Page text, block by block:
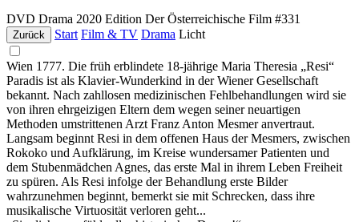
DVD Drama 2020 Edition Der Österreichische Film #331
Zurück Start Film & TV Drama Licht
Wien 1777. Die früh erblindete 18-jährige Maria Theresia „Resi“
Paradis ist als Klavier-Wunderkind in der Wiener Gesellschaft
bekannt. Nach zahllosen medizinischen Fehlbehandlungen wird sie
von ihren ehrgeizigen Eltern dem wegen seiner neuartigen
Methoden umstrittenen Arzt Franz Anton Mesmer anvertraut.
Langsam beginnt Resi in dem offenen Haus der Mesmers, zwischen
Rokoko und Aufklärung, im Kreise wundersamer Patienten und
dem Stubenmädchen Agnes, das erste Mal in ihrem Leben Freiheit
zu spüren. Als Resi infolge der Behandlung erste Bilder
wahrzunehmen beginnt, bemerkt sie mit Schrecken, dass ihre
musikalische Virtuosität verloren geht...